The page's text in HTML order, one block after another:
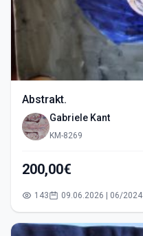
Abstrakt.
Gabriele Kant
KM-8269
200,00€
143 09.06.2026 | 06/2024